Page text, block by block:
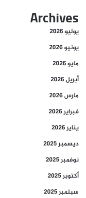
Archives
يوليو 2026
يونيو 2026
مايو 2026
أبريل 2026
مارس 2026
فبراير 2026
يناير 2026
ديسمبر 2025
نوفمبر 2025
أكتوبر 2025
سبتمبر 2025